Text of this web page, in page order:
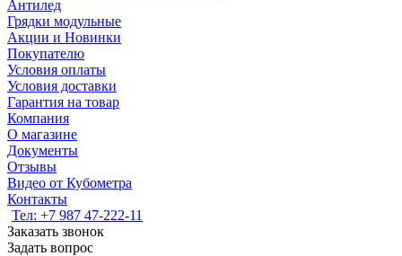
Антилед
Грядки модульные
Акции и Новинки
Покупателю
Условия оплаты
Условия доставки
Гарантия на товар
Компания
О магазине
Документы
Отзывы
Видео от Кубометра
Контакты
Тел: +7 987 47-222-11
Заказать звонок
Задать вопрос